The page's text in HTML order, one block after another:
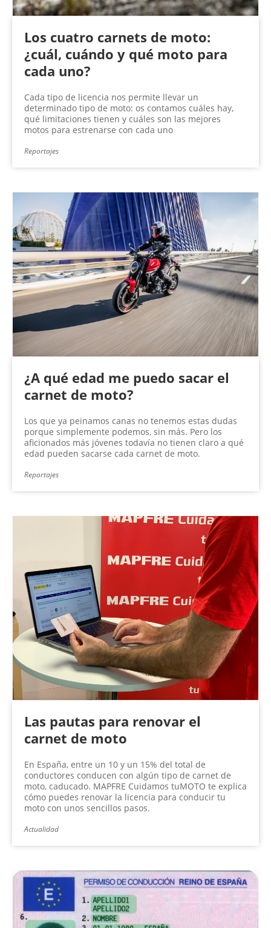
Los cuatro carnets de moto:
¿cuál, cuándo y qué moto para
cada uno?
Cada tipo de licencia nos permite llevar un
determinado tipo de moto: os contamos cuáles hay,
qué limitaciones tienen y cuáles son las mejores
motos para estrenarse con cada uno
Reportajes
¿A qué edad me puedo sacar el
carnet de moto?
Los que ya peinamos canas no tenemos estas dudas
porque simplemente podemos, sin más. Pero los
aficionados más jóvenes todavía no tienen claro a qué
edad pueden sacarse cada carnet de moto.
Reportajes
Las pautas para renovar el
carnet de moto
En España, entre un 10 y un 15% del total de
conductores conducen con algún tipo de carnet de
moto, caducado. MAPFRE Cuidamos tuMOTO te explica
cómo puedes renovar la licencia para conducir tu
moto con unos sencillos pasos.
Actualidad